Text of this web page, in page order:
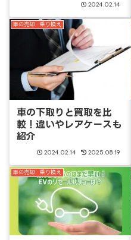
2024.02.14
車の売却・乗り換え
車の下取りと買取を比
較！違いやレアケースも
紹介
2024.02.14 2025.08.19
車の売却・乗り換え